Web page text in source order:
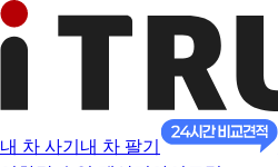
내 차 사기 내 차 팔기